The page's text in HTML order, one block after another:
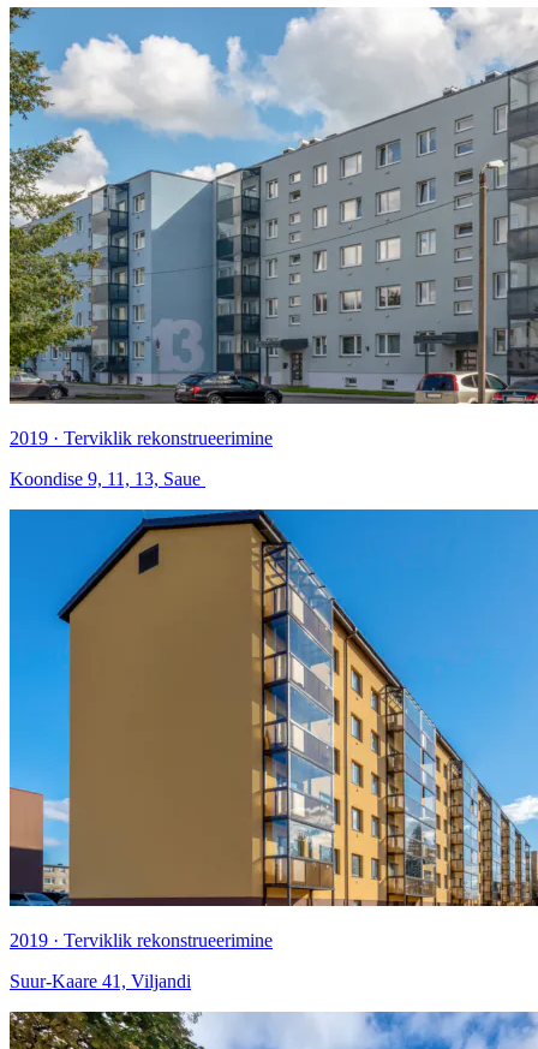
2019 · Terviklik rekonstrueerimine
Koondise 9, 11, 13, Saue
2019 · Terviklik rekonstrueerimine
Suur-Kaare 41, Viljandi